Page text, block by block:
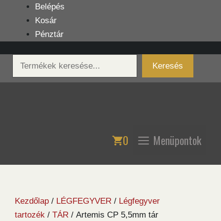
tartalomba
Belépés
Kosár
Pénztár
Keresés
Keresés
0 Menüpontok
Kezdőlap / LÉGFEGYVER / Légfegyver
tartozék / TÁR / Artemis CP 5,5mm tár